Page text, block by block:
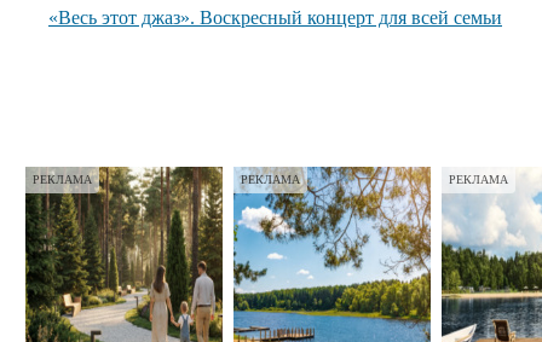
«Весь этот джаз». Воскресный концерт для всей семьи
РЕКЛАМА РЕКЛАМА РЕКЛАМА